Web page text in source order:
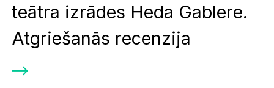
teātra izrādes Heda Gablere.
Atgriešanās recenzija